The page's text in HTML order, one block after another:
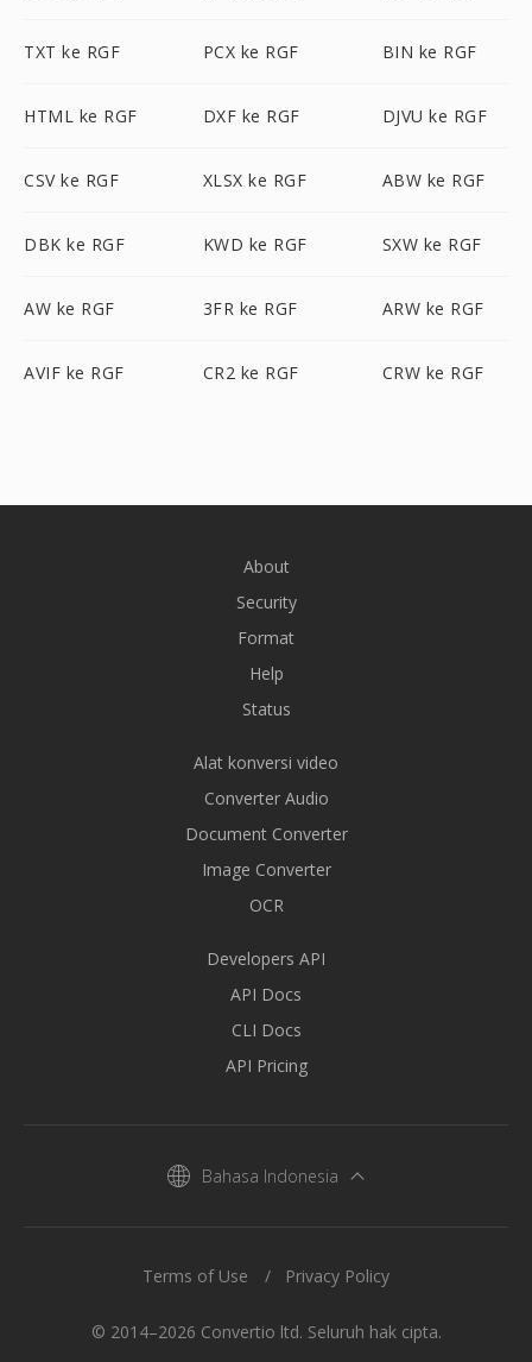
TXT ke RGF PCX ke RGF BIN ke RGF
HTML ke RGF DXF ke RGF DJVU ke RGF
CSV ke RGF XLSX ke RGF ABW ke RGF
DBK ke RGF KWD ke RGF SXW ke RGF
AW ke RGF 3FR ke RGF ARW ke RGF
AVIF ke RGF CR2 ke RGF CRW ke RGF
About
Security
Format
Help
Status
Alat konversi video
Converter Audio
Document Converter
Image Converter
OCR
Developers API
API Docs
CLI Docs
API Pricing
Bahasa Indonesia
© 2014–2026 Convertio ltd. Seluruh hak cipta.
Terms of Use Privacy Policy